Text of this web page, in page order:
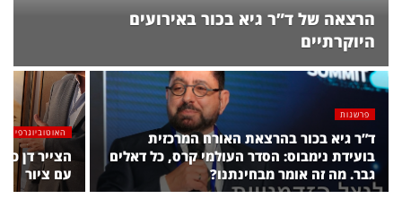
הרצאה של ד”ר גיא בכור באירועים
היוקרתיים
פרשנות
ד”ר גיא בכור בהרצאת האורח המרכזית
בועידת נימבוס: הסדר העולמי קרס, כל דאלים
גבר. מה זה אומר מבחינתנו?
האוטוביוגרפיה
הצייר דן
עם ציור